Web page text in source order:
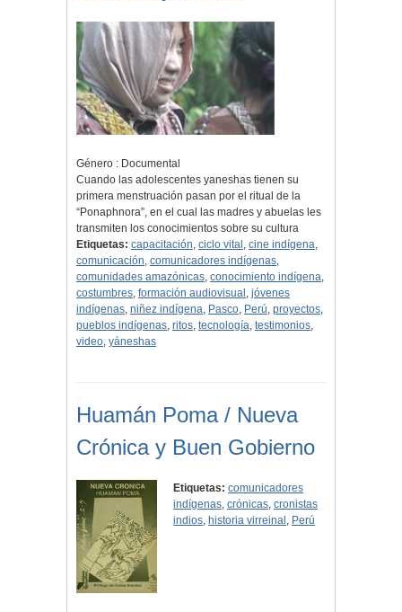
Género : Documental
Cuando las adolescentes yaneshas tienen su
primera menstruación pasan por el ritual de la
“Ponaphnora”, en el cual las madres y abuelas les
transmiten los conocimientos sobre su cultura
Etiquetas: capacitación, ciclo vital , cine indígena,
comunicación, comunicadores indígenas,
comunidades amazónicas, conocimiento indígena,
costumbres, formación audiovisual , jóvenes
indígenas, niñez indígena, Pasco, Perú, proyectos,
pueblos indígenas, ritos, tecnología, testimonios,
video, yáneshas
Huamán Poma / Nueva
Crónica y Buen Gobierno
Etiquetas: comunicadores
indígenas,crónicas,cronistas
indios, historia virreinal , Perú